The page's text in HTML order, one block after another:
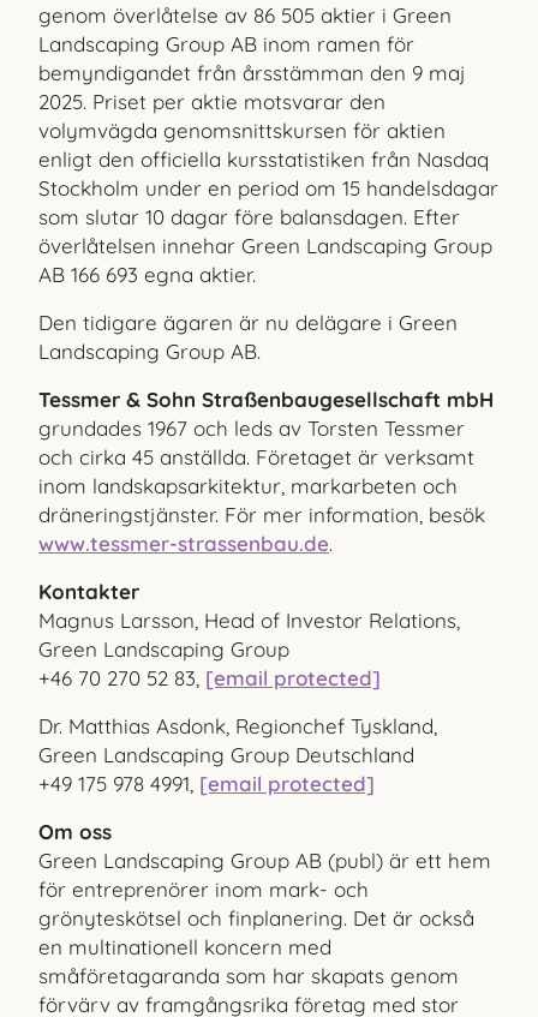
genom överlåtelse av 86 505 aktier i Green
Landscaping Group AB inom ramen för
bemyndigandet från års­stämman den 9 maj
2025. Priset per aktie motsvarar den
volymvägda genomsnittskursen för aktien
enligt den officiella kursstatistiken från Nasdaq
Stockholm under en period om 15 handelsdagar
som slutar 10 dagar före balansdagen. Efter
överlåtelsen innehar Green Landscaping Group
AB 166 693 egna aktier.
Den tidigare ägaren är nu delägare i Green
Landscaping Group AB.
Tessmer & Sohn Straßenbaugesellschaft mbH
grundades 1967 och leds av Torsten Tessmer
och cirka 45 anställda. Företaget är verksamt
inom landskapsarkitektur, markarbeten och
dräneringstjänster. För mer information, besök
www.tessmer-strassenbau.de.
Kontakter
Magnus Larsson, Head of Investor Relations,
Green Landscaping Group
+46 70 270 52 83, [email protected]
Dr. Matthias Asdonk, Regionchef Tyskland,
Green Landscaping Group Deutschland
+49 175 978 4991, [email protected]
Om oss
Green Landscaping Group AB (publ) är ett hem
för entreprenörer inom mark- och
grönyteskötsel och finplanering. Det är också
en multinationell koncern med
småföretagaranda som har skapats genom
förvärv av framgångsrika företag med stor